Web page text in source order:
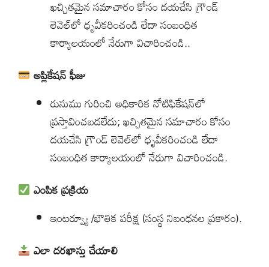
ఖచ్చితమైన సమాచారం కోసం దయచేసి గ్రౌండ్
లెవెల్‌లో ధృవీకరించండి లేదా సంబంధిత
కార్యాలయంలో నేరుగా విచారించండి..
అప్లికేషన్ ఫీజు
రుసుము గురించి అధికారిక నోటిఫికేషన్‌లో
ప్రస్తావించబడలేదు; ఖచ్చితమైన సమాచారం కోసం
దయచేసి గ్రౌండ్ లెవెల్‌లో ధృవీకరించండి లేదా
సంబంధిత కార్యాలయంలో నేరుగా విచారించండి.
ఎంపిక ప్రక్రియ
ఇంటర్వ్యూ /భౌతిక పరీక్ష (సంస్థ నిబంధనల ప్రకారం).
ఎలా దరఖాస్తు చేయాలి